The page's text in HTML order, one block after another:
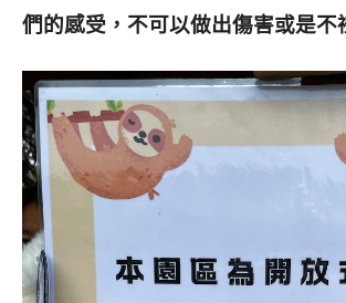
們的感受，不可以做出傷害或是不